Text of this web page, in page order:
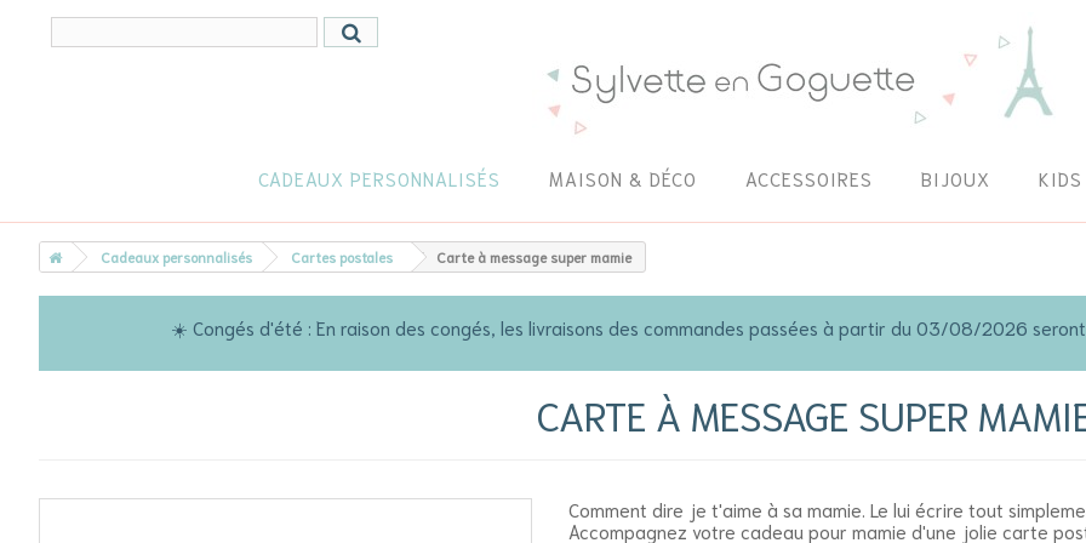
CADEAUX PERSONNALISÉS MAISON & DÉCO ACCESSOIRES BIJOUX
Cadeaux personnalisés Cartes postales Carte à message super mamie
☀️ Congés d'été : En raison des congés, les livraisons des commandes passées à partir du 03/08/2026
CARTE À MESSAGE SUPER
Comment dire je t'aime à sa mamie. Le lui écrire tout
Accompagnez votre cadeau pour mamie d'une jolie carte